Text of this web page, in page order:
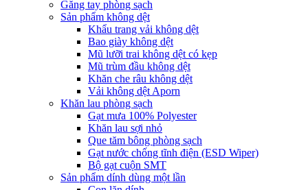
Găng tay phòng sạch
Sản phẩm không dệt
Khẩu trang vải không dệt
Bao giày không dệt
Mũ lưỡi trai không dệt có kẹp
Mũ trùm đầu không dệt
Khăn che râu không dệt
Vải không dệt Aporn
Khăn lau phòng sạch
Gạt mưa 100% Polyester
Khăn lau sợi nhỏ
Que tăm bông phòng sạch
Gạt nước chống tĩnh điện (ESD Wiper)
Bộ gạt cuộn SMT
Sản phẩm dính dùng một lần